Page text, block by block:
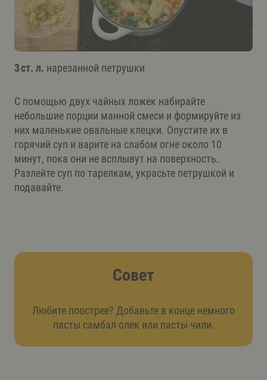
3 ст. л. нарезанной петрушки
С помощью двух чайных ложек набирайте
небольшие порции манной смеси и формируйте из
них маленькие овальные клецки. Опустите их в
горячий суп и варите на слабом огне около 10
минут, пока они не всплывут на поверхность.
Разлейте суп по тарелкам, украсьте петрушкой и
подавайте.
Совет
Любите поострее? Добавьте в конце немного
пасты самбал олек или пасты чили.